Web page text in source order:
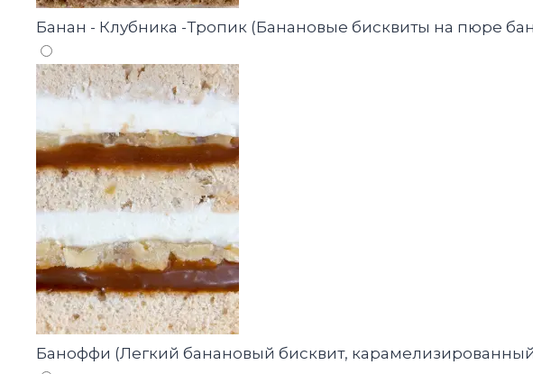
Банан - Клубника -Тропик (Банановые бисквиты на пюре
Баноффи (Легкий банановый бисквит,